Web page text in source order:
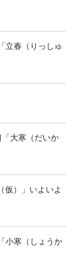
春（りっしゅ
大寒（だいか
仮）」いよいよ
小寒（しょうか